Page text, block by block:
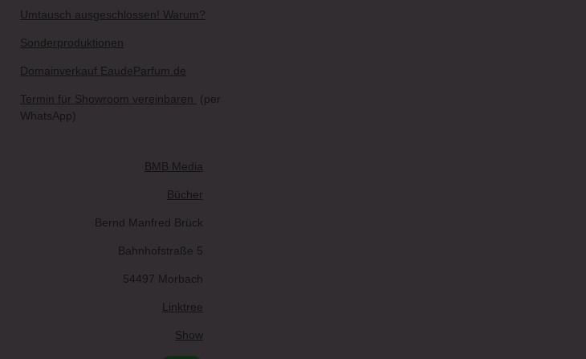
Umtausch ausgeschlossen! Warum?
Sonderproduktionen
Domainverkauf EaudeParfum.de
Termin für Showroom vereinbaren
(per
WhatsApp)
BMB Media
Bücher
Bernd Manfred Brück
Bahnhofstraße 5
54497 Morbach
Linktree
Show